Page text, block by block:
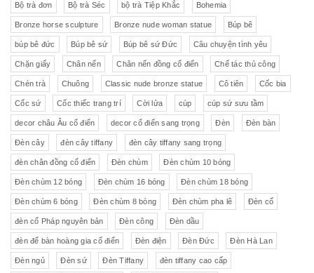
Bộ trà đơn Bộ trà Séc bộ trà Tiệp Khắc Bohemia
Bronze horse sculpture Bronze nude woman statue Búp bê
búp bê đức Búp bê sứ Búp bê sứ Đức Câu chuyện tình yêu
Chặn giấy Chân nến Chân nến đồng cổ điển Chế tác thủ công
Chén trà Chuông Classic nude bronze statue Cô tiên Cốc bia
Cốc sứ Cốc thiếc trang trí Cời lửa cúp cúp sứ sưu tầm
decor châu Âu cổ điển decor cổ điển sang trọng Đèn Đèn bàn
Đèn cây đèn cây tiffany đèn cây tiffany sang trọng
đèn chân đồng cổ điển Đèn chùm Đèn chùm 10 bóng
Đèn chùm 12 bóng Đèn chùm 16 bóng Đèn chùm 18 bóng
Đèn chùm 6 bóng Đèn chùm 8 bóng Đèn chùm pha lê Đèn cổ
đèn cổ Pháp nguyên bản Đèn công Đèn dầu
đèn để bàn hoàng gia cổ điển Đèn điện Đèn Đức Đèn Hà Lan
Đèn ngủ Đèn sứ Đèn Tiffany đèn tiffany cao cấp